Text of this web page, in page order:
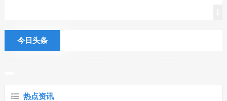
今日头条
热点资讯